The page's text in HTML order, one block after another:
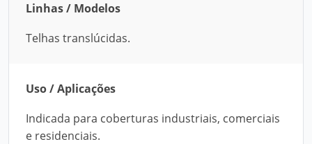
Linhas / Modelos
Telhas translúcidas.
Uso / Aplicações
Indicada para coberturas industriais, comerciais
e residenciais.